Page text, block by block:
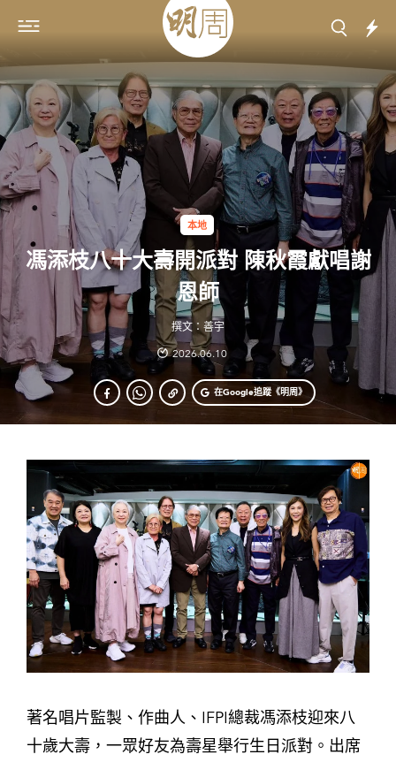
本地
馮添枝八十大壽開派對 陳秋霞獻唱謝
恩師
撰文：善宇
2026.06.10
在Google追蹤《明周》
著名唱片監製、作曲人、IFPI總裁馮添枝迎來八
十歲大壽，一眾好友為壽星舉行生日派對。出席